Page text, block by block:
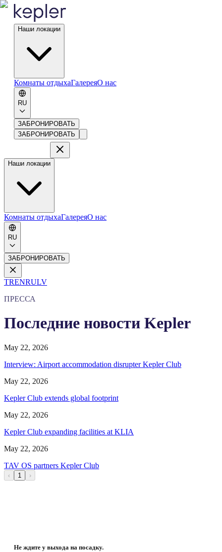
Наши локации
Комнаты отдыхаГалереяО нас
RU
ЗАБРОНИРОВАТЬ
ЗАБРОНИРОВАТЬ
Наши локации
Комнаты отдыхаГалереяО нас
RU
ЗАБРОНИРОВАТЬ
TRENRULV
ПРЕССА
Последние новости Kepler
May 22, 2026
Interview: Airport accommodation disrupter Kepler Club
May 22, 2026
Kepler Club extends global footprint
May 22, 2026
Kepler Club expanding facilities at KLIA
May 22, 2026
TAV OS partners Kepler Club
‹ 1 ›
Не ждите у выхода на посадку.